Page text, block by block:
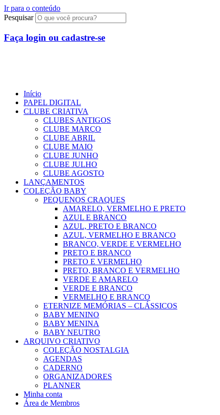
Ir para o conteúdo
Pesquisar
Faça login ou cadastre-se
Início
PAPEL DIGITAL
CLUBE CRIATIVA
CLUBES ANTIGOS
CLUBE MARÇO
CLUBE ABRIL
CLUBE MAIO
CLUBE JUNHO
CLUBE JULHO
CLUBE AGOSTO
LANÇAMENTOS
COLEÇÃO BABY
PEQUENOS CRAQUES
AMARELO, VERMELHO E PRETO
AZUL E BRANCO
AZUL, PRETO E BRANCO
AZUL, VERMELHO E BRANCO
BRANCO, VERDE E VERMELHO
PRETO E BRANCO
PRETO E VERMELHO
PRETO, BRANCO E VERMELHO
VERDE E AMARELO
VERDE E BRANCO
VERMELHO E BRANCO
ETERNIZE MEMÓRIAS – CLÁSSICOS
BABY MENINO
BABY MENINA
BABY NEUTRO
ARQUIVO CRIATIVO
COLEÇÃO NOSTALGIA
AGENDAS
CADERNO
ORGANIZADORES
PLANNER
Minha conta
Área de Membros